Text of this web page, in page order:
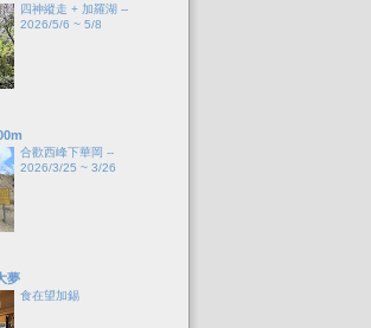
四神縱走 + 加羅湖 --
2026/5/6 ~ 5/8
合歡西峰下華岡 --
2026/3/25 ~ 3/26
夢
食在望加錫